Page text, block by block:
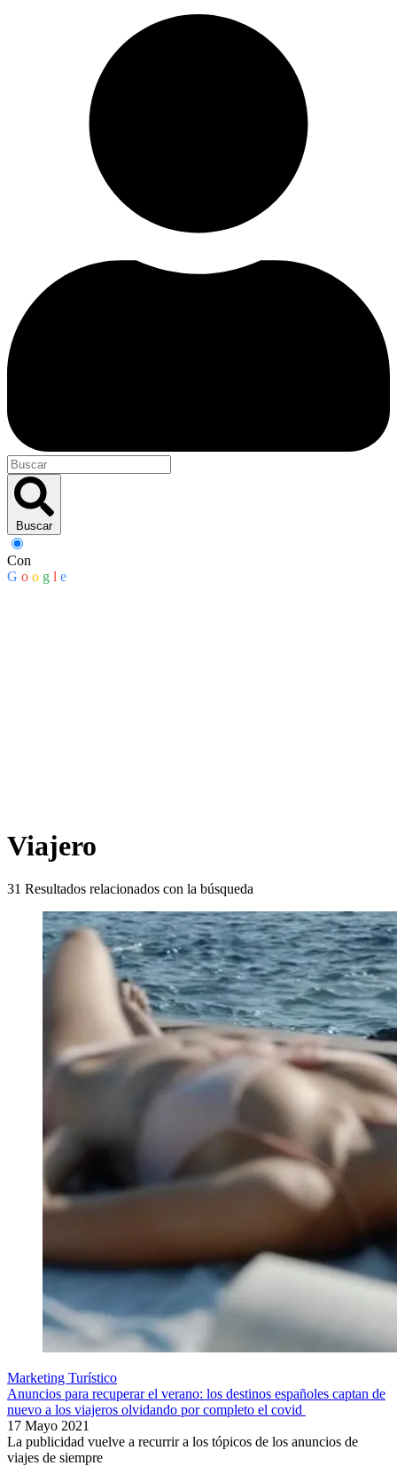
Buscar
Con
G o o g l e
Viajero
31 Resultados relacionados con la búsqueda
Marketing Turístico
Anuncios para recuperar el verano: los destinos españoles captan de
nuevo a los viajeros olvidando por completo el covid
17 Mayo 2021
La publicidad vuelve a recurrir a los tópicos de los anuncios de
viajes de siempre